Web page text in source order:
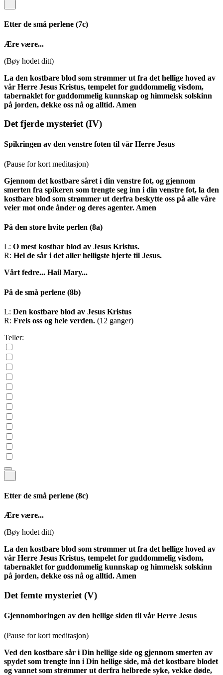
Etter de små perlene (7c)
Ære være...
(Bøy hodet ditt)
La den kostbare blod som strømmer ut fra det hellige hoved av
vår Herre Jesus Kristus, tempelet for guddommelig visdom,
tabernaklet for guddommelig kunnskap og himmelsk solskinn
på jorden, dekke oss nå og alltid. Amen
Det fjerde mysteriet(IV)
Spikringen av den venstre foten til vår Herre Jesus
(Pause for kort meditasjon)
Gjennom det kostbare såret i din venstre fot, og gjennom
smerten fra spikeren som trengte seg inn i din venstre fot, la den
kostbare blod som strømmer ut derfra beskytte oss på alle våre
veier mot onde ånder og deres agenter. Amen
På den store hvite perlen (8a)
L: O mest kostbar blod av Jesus Kristus.
R: Hel de sår i det aller helligste hjerte til Jesus.
Vårt fedre... Hail Mary...
På de små perlene (8b)
L: Den kostbare blod av Jesus Kristus
R: Frels oss og hele verden. (12 ganger)
Teller:
Etter de små perlene (8c)
Ære være...
(Bøy hodet ditt)
La den kostbare blod som strømmer ut fra det hellige hoved av
vår Herre Jesus Kristus, tempelet for guddommelig visdom,
tabernaklet for guddommelig kunnskap og himmelsk solskinn
på jorden, dekke oss nå og alltid. Amen
Det femte mysteriet (V)
Gjennomboringen av den hellige siden til vår Herre Jesus
(Pause for kort meditasjon)
Ved den kostbare sår i Din hellige side og gjennom smerten av
spydet som trengte inn i Din hellige side, må det kostbare blodet
og vannet som strømmer ut derfra helbrede syke, vekke døde,